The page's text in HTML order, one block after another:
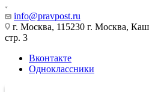
info@pravpost.ru
г. Москва, 115230 г. Москва,
стр. 3
Вконтакте
Одноклассники